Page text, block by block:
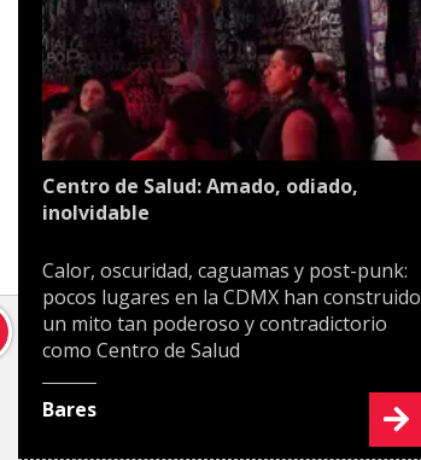
Centro de Salud: Amado, odiado,
inolvidable
Calor, oscuridad, caguamas y post-punk:
pocos lugares en la CDMX han construido
un mito tan poderoso y contradictorio
como Centro de Salud
Bares